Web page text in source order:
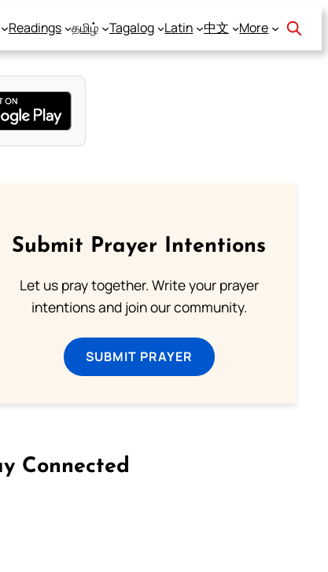
Readings தமிழ் Tagalog Latin 中文 More
Submit Prayer Intentions
Let us pray together. Write your prayer
intentions and join our community.
SUBMIT PRAYER
Connected